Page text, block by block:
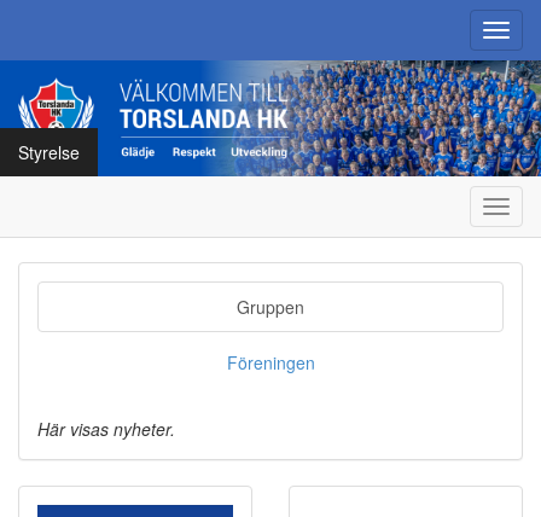
Styrelse
Gruppen
Föreningen
Här visas nyheter.